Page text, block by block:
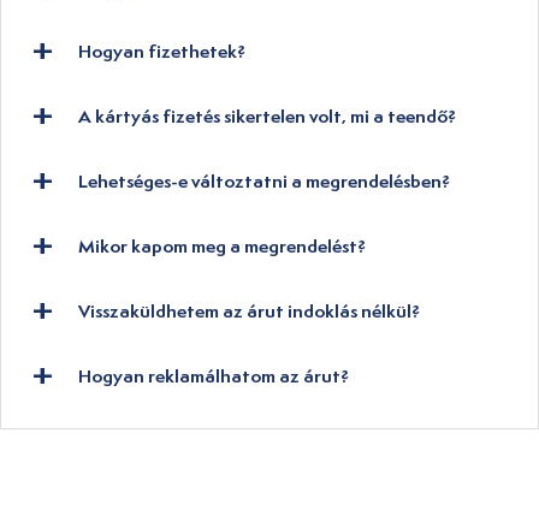
Hogyan fizethetek?
A kártyás fizetés sikertelen volt, mi a teendő?
Lehetséges-e változtatni a megrendelésben?
Mikor kapom meg a megrendelést?
Visszaküldhetem az árut indoklás nélkül?
Hogyan reklamálhatom az árut?